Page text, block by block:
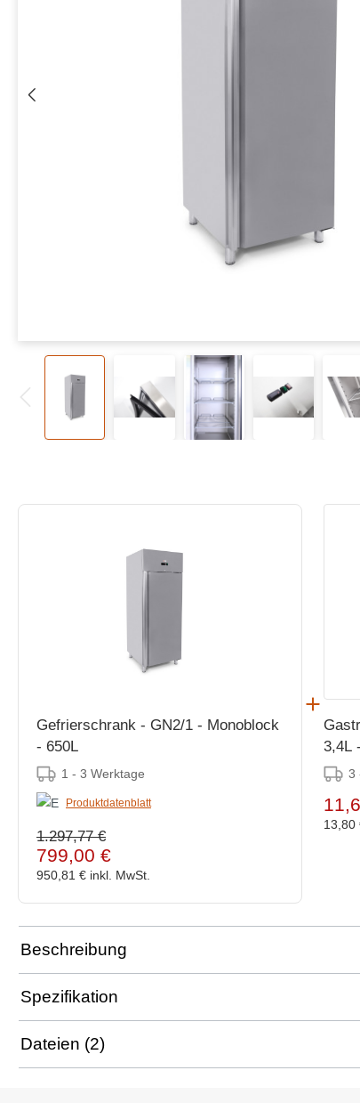
Gefrierschrank - GN2/1 - Monoblock
- 650L
1 - 3 Werktage
Produktdatenblatt
1.297,77 €
799,00 €
950,81 € inkl. MwSt.
3,4L
3
13,80
Beschreibung
Spezifikation
Dateien (2)